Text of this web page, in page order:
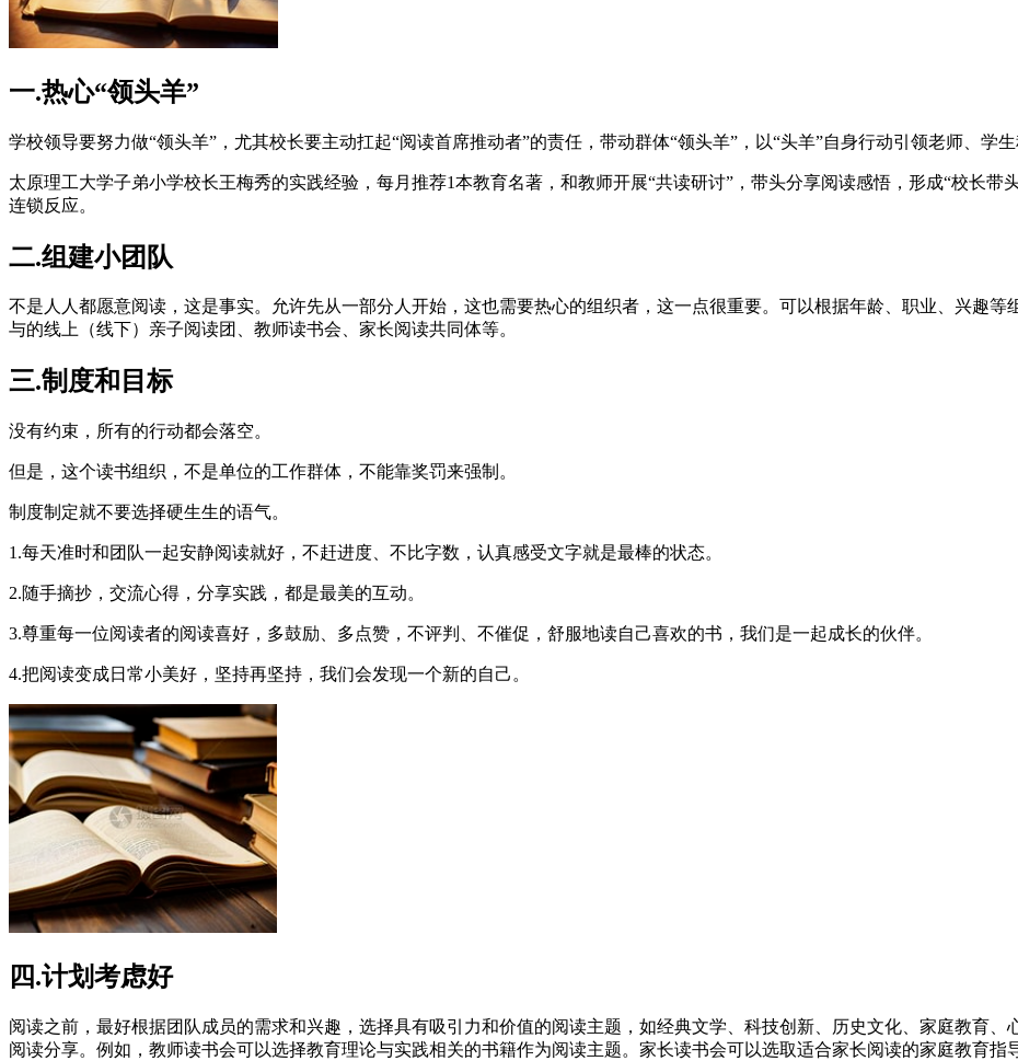
一.热心“领头羊”
学校领导要努力做“领头羊”，尤其校长要主动扛起“阅读首席推动者”的责任，带动群体“领头羊”，以“头羊”自身行动引领老师、学
太原理工大学子弟小学校长王梅秀的实践经验，每月推荐1本教育名著，和教师开展“共读研讨”，带头分享阅读感悟，形成“校长
连锁反应。
二.组建小团队
不是人人都愿意阅读，这是事实。允许先从一部分人开始，这也需要热心的组织者，这一点很重要。可以根据年龄、职业、兴趣
与的线上（线下）亲子阅读团、教师读书会、家长阅读共同体等。
三.制度和目标
没有约束，所有的行动都会落空。
但是，这个读书组织，不是单位的工作群体，不能靠奖罚来强制。
制度制定就不要选择硬生生的语气。
1.每天准时和团队一起安静阅读就好，不赶进度、不比字数，认真感受文字就是最棒的状态。
2.随手摘抄，交流心得，分享实践，都是最美的互动。
3.尊重每一位阅读者的阅读喜好，多鼓励、多点赞，不评判、不催促，舒服地读自己喜欢的书，我们是一起成长的伙伴。
4.把阅读变成日常小美好，坚持再坚持，我们会发现一个新的自己。
四.计划考虑好
阅读之前，最好根据团队成员的需求和兴趣，选择具有吸引力和价值的阅读主题，如经典文学、科技创新、历史文化、家庭教育、
阅读分享。例如，教师读书会可以选择教育理论与实践相关的书籍作为阅读主题。家长读书会可以选取适合家长阅读的家庭教育